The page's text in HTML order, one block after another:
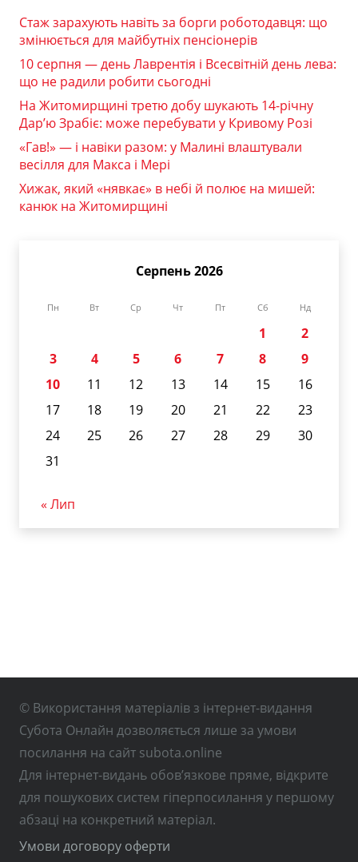
Стаж зарахують навіть за борги роботодавця: що
змінюється для майбутніх пенсіонерів
10 серпня — день Лаврентія і Всесвітній день лева:
що не радили робити сьогодні
На Житомирщині третю добу шукають 14-річну
Дар’ю Зрабіє: може перебувати у Кривому Розі
«Гав!» — і навіки разом: у Малині влаштували
весілля для Макса і Мері
Хижак, який «нявкає» в небі й полює на мишей:
канюк на Житомирщині
Серпень 2026
Пн Вт Ср Чт Пт Сб Нд
1
2
3
4 5 6 7 8
9
10
11 12 13 14 15
16
17
18 19 20 21 22
23
24
25 26 27 28 29
30
31
« Лип
© Використання матеріалів з інтернет-видання
Субота Онлайн дозволяється лише за умови
посилання на сайт subota.online
Для інтернет-видань обов’язкове пряме, відкрите
для пошукових систем гіперпосилання у першому
абзаці на конкретний матеріал.
Умови договору оферти